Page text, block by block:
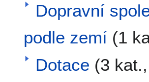
Dopravní
podle zemí (1
Dotace (3